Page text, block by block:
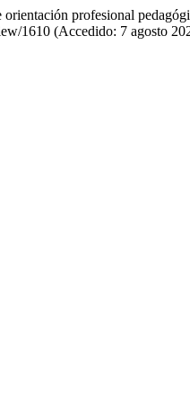
profesional
1610 (Accedido: 7 agosto